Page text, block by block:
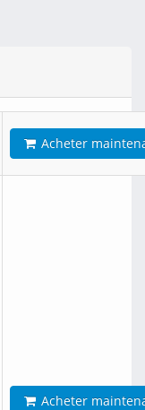
Acheter
Acheter